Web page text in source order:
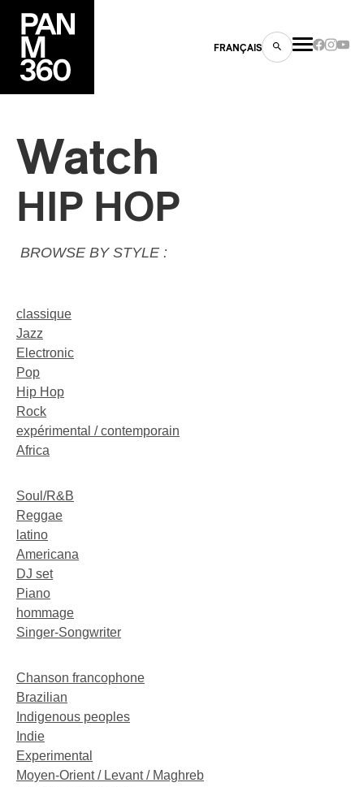
FRANÇAIS
Watch
HIP HOP
BROWSE BY STYLE :
classique
Jazz
Electronic
Pop
Hip Hop
Rock
expérimental / contemporain
Africa
Soul/R&B
Reggae
latino
Americana
DJ set
Piano
hommage
Singer-Songwriter
Chanson francophone
Brazilian
Indigenous peoples
Indie
Experimental
Moyen-Orient / Levant / Maghreb